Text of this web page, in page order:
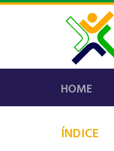
HOME
ÍNDICE